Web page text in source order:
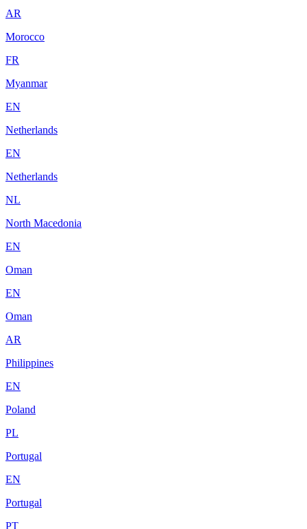
AR
Morocco
FR
Myanmar
EN
Netherlands
EN
Netherlands
NL
North Macedonia
EN
Oman
EN
Oman
AR
Philippines
EN
Poland
PL
Portugal
EN
Portugal
PT